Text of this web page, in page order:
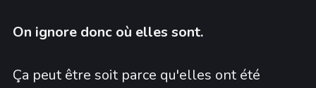
On ignore donc où elles sont.
Ça peut être soit parce qu'elles ont été